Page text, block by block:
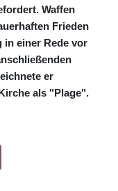
CZK 21.04795
DJF 178.411296
DKK 6.48647
DOP 58.379523
DZD 133.069676
EGP 49.781403
Waffen
Frieden
in einer Rede vor
er
als "Plage".